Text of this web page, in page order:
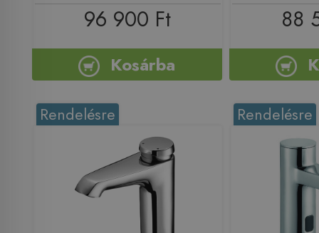
96 900 Ft
Kosárba
88
Rendelésre Rendelésre